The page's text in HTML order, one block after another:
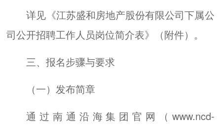
详见《江苏盛和房地产股份有限公司下属公
司公开招聘工作人员岗位简介表》（附件）。
三、报名步骤与要求
（一）发布简章
通过南通沿海集团官网（www.ncd-